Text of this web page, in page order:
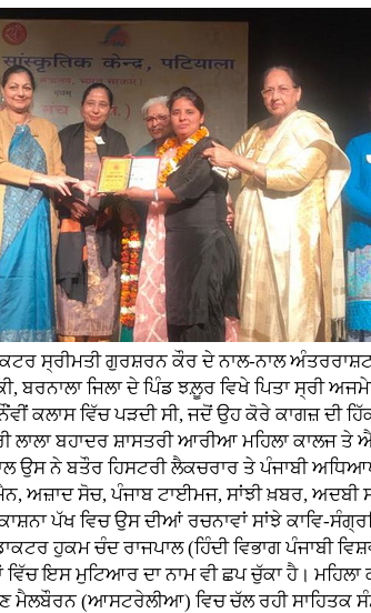
ਸ੍ਰੀਮਤੀ ਗੁਰਸ਼ਰਨ ਕੌਰ ਦੇ ਨਾਲ-ਨਾਲ
ਬਰਨਾਲਾ ਜਿਲਾ ਦੇ ਪਿੰਡ ਝਲ਼ੂਰ ਵਿਖੇ ਪਿਤਾ ਸ੍ਰੀ
ਕਲਾਸ ਵਿੱਚ ਪੜਦੀ ਸੀ, ਜਦੋਂ ਉਹ ਕੋਰੇ ਕਾਗਜ਼ ਦੀ
ਲਾਲਾ ਬਹਾਦਰ ਸ਼ਾਸਤਰੀ ਆਰੀਆ ਮਹਿਲਾ ਕਾਲਜ
ਉਸ ਨੇ ਬਤੌਰ ਹਿਸਟਰੀ ਲੈਕਚਰਾਰ ਤੇ ਪੰਜਾਬੀ
ਅਜ਼ਾਦ ਸੋਚ, ਪੰਜਾਬ ਟਾਈਮਜ, ਸਾਂਝੀ ਖ਼ਬਰ, ਅਦਬੀ
ਪੱਖ ਵਿਚ ਉਸ ਦੀਆਂ ਰਚਨਾਵਾਂ ਸਾਂਝੇ ਕਾਵਿ-
ਹੁਕਮ ਚੰਦ ਰਾਜਪਾਲ (ਹਿੰਦੀ ਵਿਭਾਗ ਪੰਜਾਬੀ
ਵਿੱਚ ਇਸ ਮੁਟਿਆਰ ਦਾ ਨਾਮ ਵੀ ਛਪ ਚੁੱਕਾ ਹੈ।
ਮੈਲਬੌਰਨ (ਆਸਟਰੇਲੀਆ) ਵਿਚ ਚੱਲ ਰਹੀ ਸਾਹਿਤਕ